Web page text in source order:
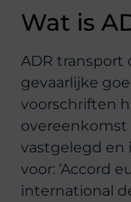
Wat is
ADR transport
gevaarlijke
voorschriften
overeenkomst
vastgelegd en
voor: ‘Accord
international